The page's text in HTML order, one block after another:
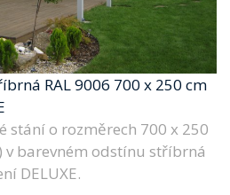
RAL 9006 700 x 250 cm
stání o rozměrech 700 x 250
v barevném odstínu stříbrná
DELUXE.